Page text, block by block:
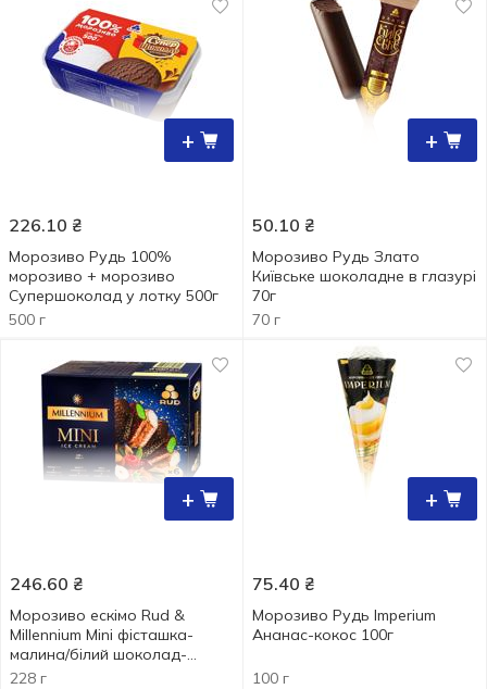
+
226.10 ₴
Морозиво Рудь 100%
морозиво + морозиво
Супершоколад у лотку 500г
500 г
+
50.10 ₴
Морозиво Рудь Злато
Київське шоколадне в глазурі
70г
70 г
+
246.60 ₴
Морозиво ескімо Rud &
Millennium Mini фісташка-
малина/білий шоколад-
черешня/шоколад-фундук
228 г
+
75.40 ₴
Морозиво Рудь Imperium
Ананас-кокос 100г
100 г